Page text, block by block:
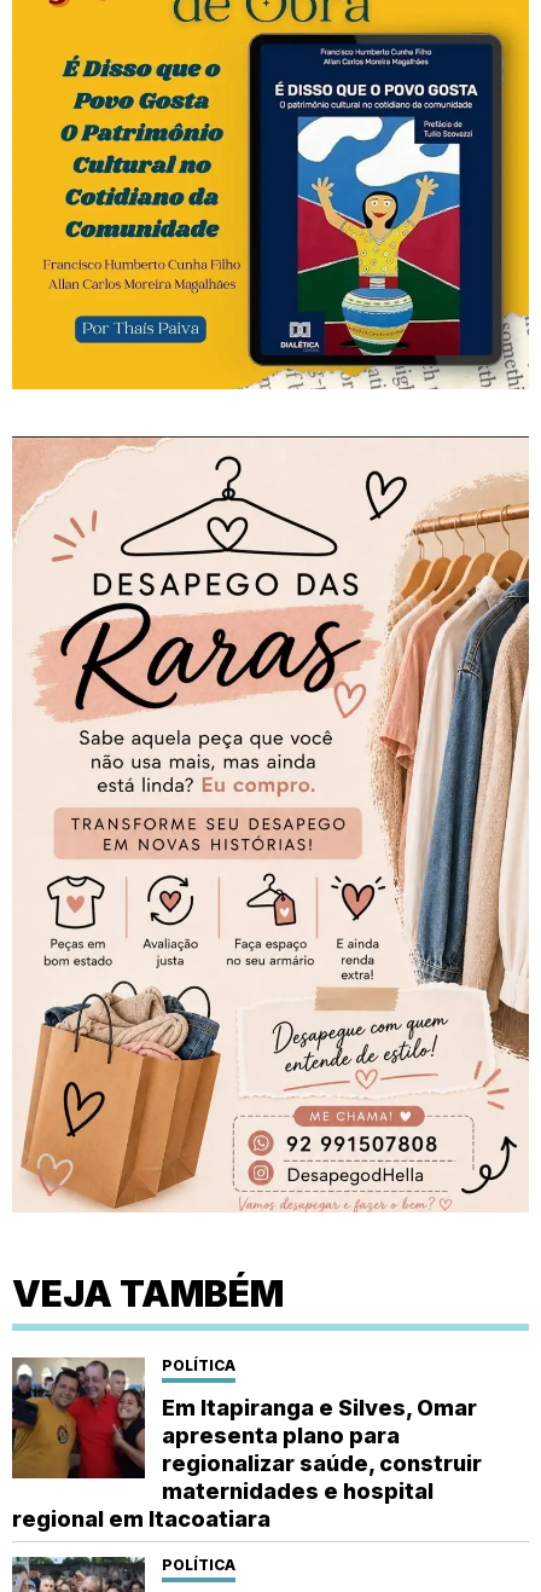
VEJA TAMBÉM
POLÍTICA
Em Itapiranga e Silves, Omar
apresenta plano para
regionalizar saúde, construir
maternidades e hospital
regional em Itacoatiara
POLÍTICA